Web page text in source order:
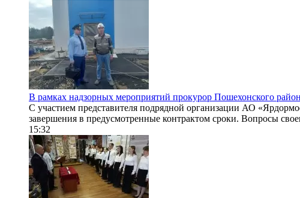
В рамках надзорных мероприятий прокурор Пошехонского
С участием представителя подрядной организации АО
завершения в предусмотренные контрактом сроки. Вопросы
15:32